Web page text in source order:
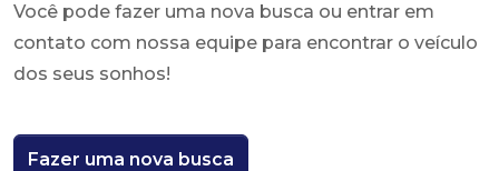
Você pode fazer uma nova busca ou entrar em
contato com nossa equipe para encontrar o veículo
dos seus sonhos!
Fazer uma nova busca